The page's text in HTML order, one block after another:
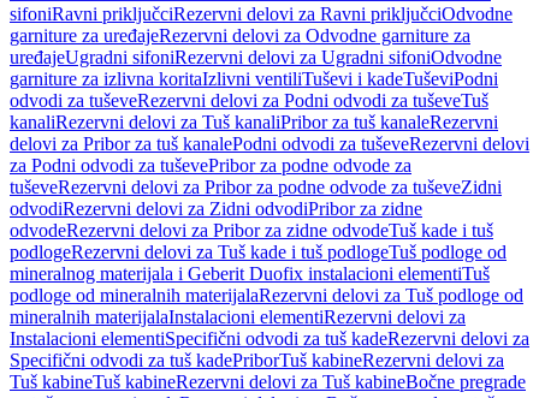
sifoniRavni priključciRezervni delovi za Ravni priključciOdvodne
garniture za uređajeRezervni delovi za Odvodne garniture za
uređajeUgradni sifoniRezervni delovi za Ugradni sifoniOdvodne
garniture za izlivna koritaIzlivni ventiliTuševi i kadeTuševiPodni
odvodi za tuševeRezervni delovi za Podni odvodi za tuševeTuš
kanaliRezervni delovi za Tuš kanaliPribor za tuš kanaleRezervni
delovi za Pribor za tuš kanalePodni odvodi za tuševeRezervni delovi
za Podni odvodi za tuševePribor za podne odvode za
tuševeRezervni delovi za Pribor za podne odvode za tuševeZidni
odvodiRezervni delovi za Zidni odvodiPribor za zidne
odvodeRezervni delovi za Pribor za zidne odvodeTuš kade i tuš
podlogeRezervni delovi za Tuš kade i tuš podlogeTuš podloge od
mineralnog materijala i Geberit Duofix instalacioni elementiTuš
podloge od mineralnih materijalaRezervni delovi za Tuš podloge od
mineralnih materijalaInstalacioni elementiRezervni delovi za
Instalacioni elementiSpecifični odvodi za tuš kadeRezervni delovi za
Specifični odvodi za tuš kadePriborTuš kabineRezervni delovi za
Tuš kabineTuš kabineRezervni delovi za Tuš kabineBočne pregrade